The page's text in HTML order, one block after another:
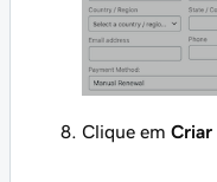
Clique em Criar